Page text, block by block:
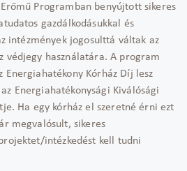
Programban benyújtott sikeres
gazdálkodásukkal és
intézmények jogosulttá váltak az
védjegy használatára. A program
Energiahatékony Kórház Díj lesz
Energiahatékonysági Kiválósági
Ha egy kórház el szeretné érni ezt
megvalósult, sikeres
intézkedést kell tudni